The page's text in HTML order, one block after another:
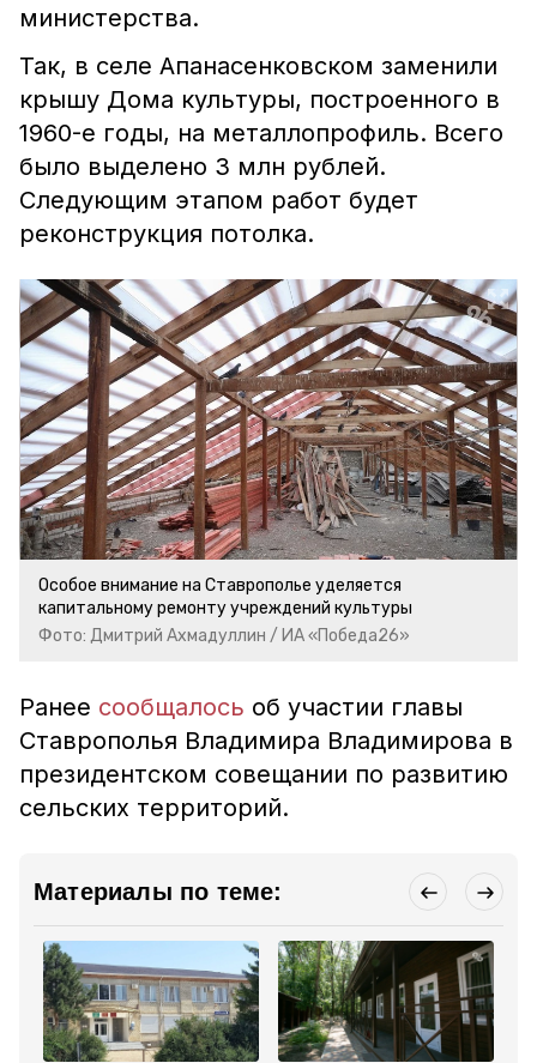
министерства.
Так, в селе Апанасенковском заменили
крышу Дома культуры, построенного в
1960-е годы, на металлопрофиль. Всего
было выделено 3 млн рублей.
Следующим этапом работ будет
реконструкция потолка.
Особое внимание на Ставрополье уделяется
капитальному ремонту учреждений культуры
Фото: Дмитрий Ахмадуллин / ИА «Победа26»
Ранее сообщалось об участии главы
Ставрополья Владимира Владимирова в
президентском совещании по развитию
сельских территорий.
Материалы по теме: